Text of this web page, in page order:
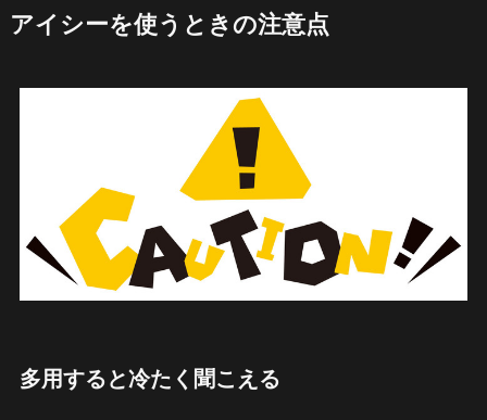
アイシーを使うときの注意点
多用すると冷たく聞こえる